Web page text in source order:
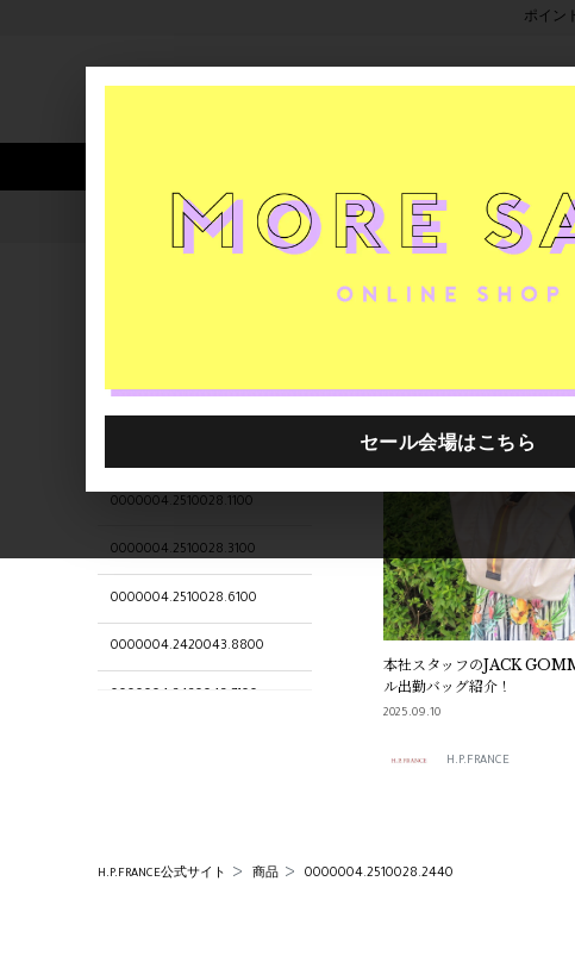
ポイン
人気ワード セール 40th限定 ピ
0000004.2510028.1100
0000004.2510028.3100
0000004.2510028.6100
0000004.2420043.8800
本社スタッフのJACK
ル出勤バッグ紹介！
2025.09.10
H.P.FRANCE
H.P.FRANCE公式サイト 商品 0000004.2510028.2440